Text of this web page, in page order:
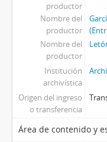
productor
Nombre del
productor
Nombre del
productor
Institución
archivística
Origen del ingreso
o transferencia
Área de contenido y